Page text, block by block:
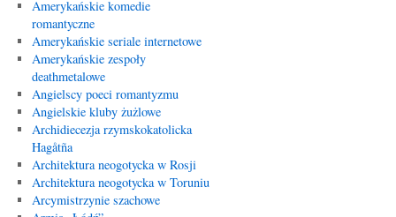
Amerykańskie komedie
romantyczne
Amerykańskie seriale internetowe
Amerykańskie zespoły
deathmetalowe
Angielscy poeci romantyzmu
Angielskie kluby żużlowe
Archidiecezja rzymskokatolicka
Hagåtña
Architektura neogotycka w Rosji
Architektura neogotycka w Toruniu
Arcymistrzynie szachowe